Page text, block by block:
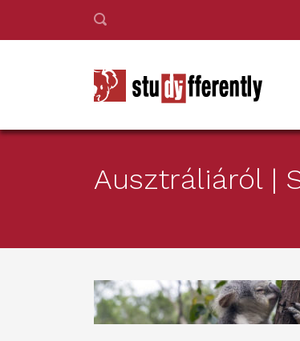
Ausztráliáról |